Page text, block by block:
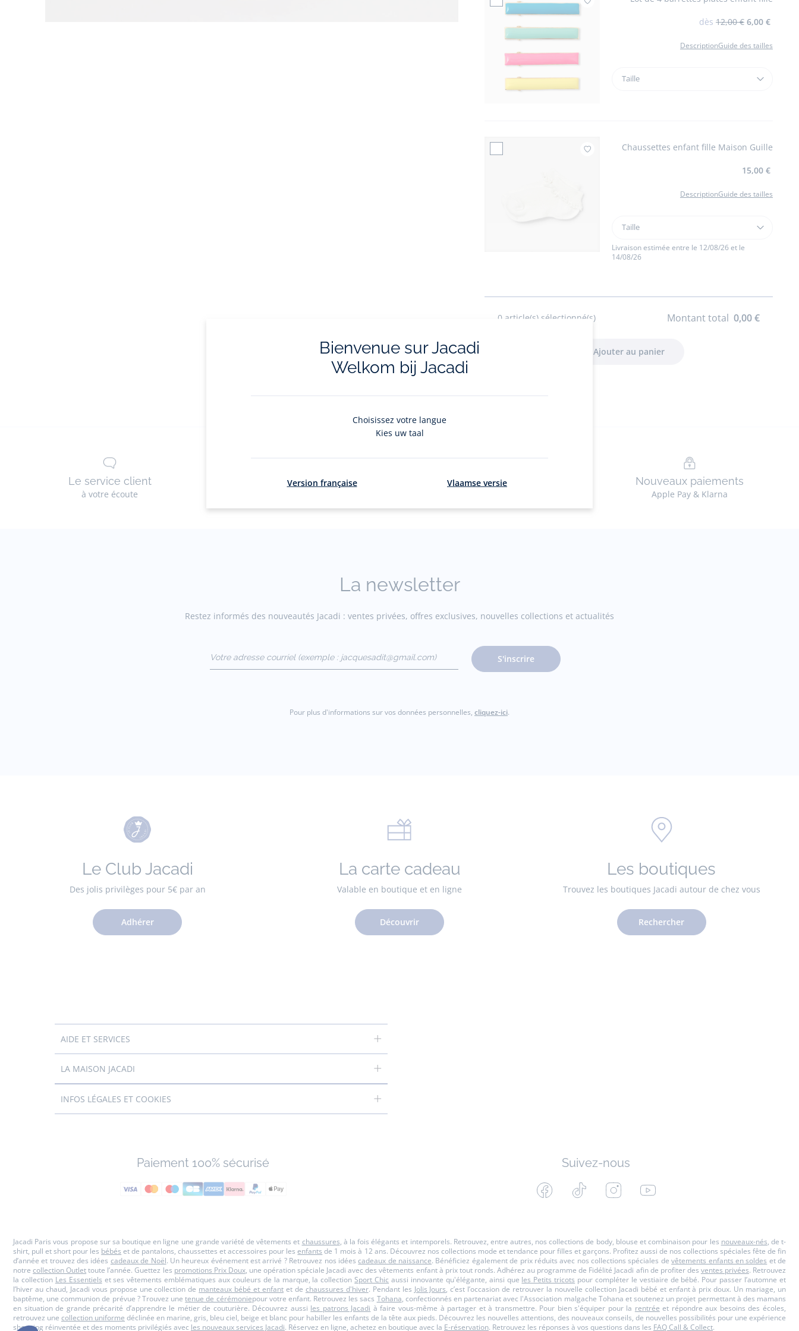
Ajouter à mes favoris : Lot de 4 barrettes
dès 12,00 € 6,00 €
Description Guide des tailles
Taille
enfant
Taille
Ajouter à mes favoris : Chaussettes
Chaussettes enfant fille Maison Guille
15,00 €
Description Guide des tailles
Taille
enfant
fille
Taille
Livraison estimée entre le 12/08/26 et le
14/08/26
0 article(s) sélectionné(s) Montant total 0,00 €
Le service client
à votre écoute
Les livraisons et retours La e-réservation Nouveaux paiements
Apple Pay & Klarna
La newsletter
Restez informés des nouveautés Jacadi : ventes privées, offres exclusives, nouvelles collections et actualités
(exemple :
jacquesadit@gmail.com)
S'inscrire
Pour plus d'informations sur vos données personnelles, cliquez-ici.
Le Club Jacadi
Des jolis privilèges pour 5€ par an
Adhérer
La carte cadeau
Valable en boutique et en ligne
Découvrir
Les boutiques
Trouvez les boutiques Jacadi autour de chez vous
Rechercher
AIDE ET SERVICES
LA MAISON JACADI
INFOS LÉGALES ET COOKIES
Paiement 100% sécurisé Suivez-nous
Facebook Tiktok InstagramYoutube
Jacadi Paris vous propose sur sa boutique en ligne une grande variété de vêtements et chaussures, à la fois élégants et intemporels. Retrouvez, entre autres, nos collections de body, blouse et combinaison pour les nouveaux-nés, de t-
shirt, pull et short pour les bébés et de pantalons, chaussettes et accessoires pour lesenfants de 1 mois à 12 ans. Découvrez nos collections mode et tendance pour filles et garçons. Profitez aussi de nos collections spéciales fête de fin
d’année et trouvez des idées cadeaux de Noël. Un heureux événement est arrivé ? Retrouvez nos idéescadeaux de naissance. Bénéficiez également de prix réduits avec nos collections spéciales devêtements enfants en soldes et de
notrecollection Outlettoute l’année. Guettez les promotions Prix Doux, une opération spéciale Jacadi avec des vêtements enfant à prix tout ronds. Adhérez au programme de Fidélité Jacadi afin de profiter des ventes privées. Retrouvez
la collection Les Essentiels et ses vêtements emblématiques aux couleurs de la marque, la collectionSport Chic aussi innovante qu'élégante, ainsi que les Petits tricots pour compléter le vestiaire de bébé. Pour passer l’automne et
l’hiver au chaud, Jacadi vous propose une collection de manteaux bébé et enfant et de chaussures d'hiver. Pendant les Jolis Jours, c’est l’occasion de retrouver la nouvelle collection Jacadi bébé et enfant à prix doux. Un mariage, un
baptême, une communion de prévue ? Trouvez unetenue de cérémoniepour votre enfant. Retrouvez les sacs Tohana, confectionnés en partenariat avec l'Association malgache Tohana et soutenez un projet permettant à des mamans
en situation de grande précarité d’apprendre le métier de couturière. Découvrez aussi les patrons Jacadi à faire vous-même à partager et à transmettre. Pour bien s'équiper pour la rentrée et répondre aux besoins des écoles,
retrouvez une collection uniforme déclinée en marine, gris, bleu ciel, beige et blanc pour habiller les enfants de la tête aux pieds. Découvrez les nouvelles attentions, des nouveaux conseils, de nouvelles possibilités pour une expérience
shopping réinventée et des moments privilégiés avec les nouveaux services Jacadi. Réservez en ligne, achetez en boutique avec la E-réservation. Retrouvez les réponses à vos questions dans les FAQ Call & Collect.
Bienvenue sur Jacadi
Welkom bij Jacadi
Choisissez votre langue
Kies uw taal
Version française Vlaamse versie